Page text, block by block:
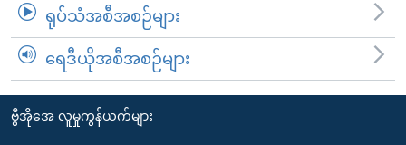
ရုပ်သံအစီအစဉ်များ
ရေဒီယိုအစီအစဉ်များ
ဗွီအိုအေ လူမှုကွန်ယက်များ